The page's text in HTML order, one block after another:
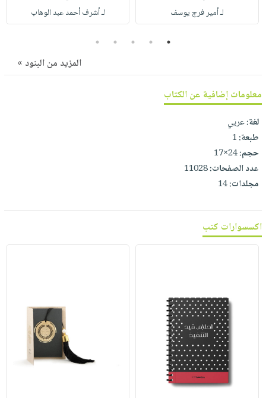
صابون
أطفال
فيديوهات
أسئلة
خدمات
نيل
انشر
كتابك
تواصل
معنا
الإصدارات
لـ أمير فرج يوسف
لـ أشرف أحمد عبد الوهاب
1
2
3
4
5
المزيد من البنود »
معلومات إضافية عن الكتاب
لغة:عربي
طبعة:1
حجم:24×17
عدد الصفحات:11028
مجلدات:14
اكسسوارات كتب